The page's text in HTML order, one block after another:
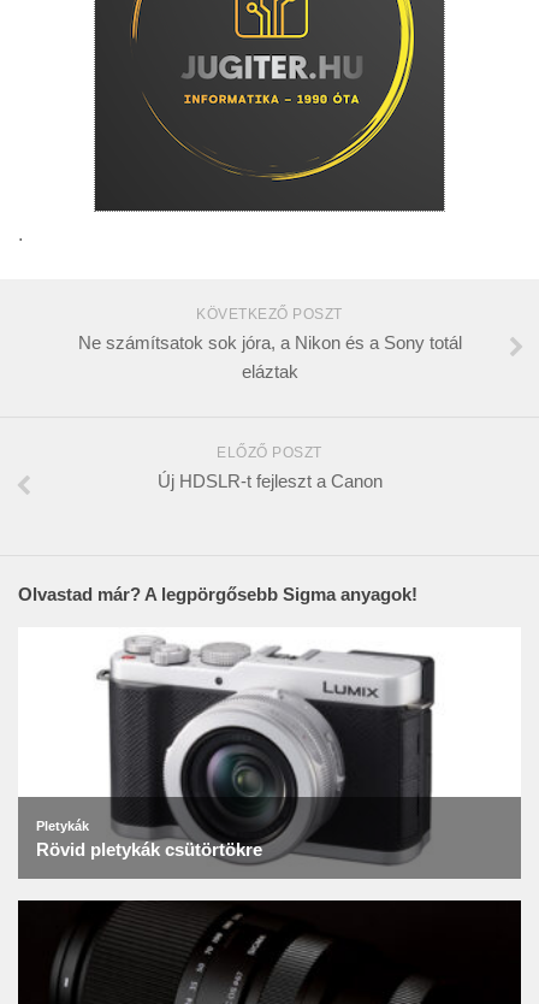
.
KÖVETKEZŐ POSZT
Ne számítsatok sok jóra, a Nikon és a Sony totál
eláztak
ELŐZŐ POSZT
Új HDSLR-t fejleszt a Canon
Olvastad már? A legpörgősebb Sigma anyagok!